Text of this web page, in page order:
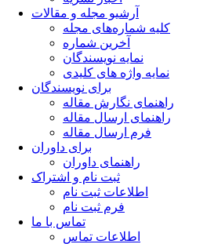
آرشیو مجله و مقالات
کلیه شماره‌های مجله
آخرین شماره
نمایه نویسندگان
نمایه واژه های کلیدی
برای نویسندگان
راهنمای نگارش مقاله
راهنمای ارسال مقاله
فرم ارسال مقاله
برای داوران
راهنمای داوران
ثبت نام و اشتراک
اطلاعات ثبت نام
فرم ثبت نام
تماس با ما
اطلاعات تماس